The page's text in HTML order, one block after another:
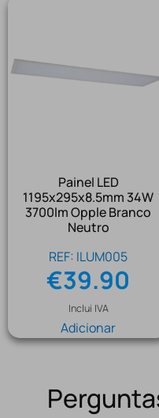
Painel LED
1195x295x8.5mm 34W
3700lm Opple Branco
Neutro
REF: ILUM005
€39.90
Inclui IVA
Adicionar